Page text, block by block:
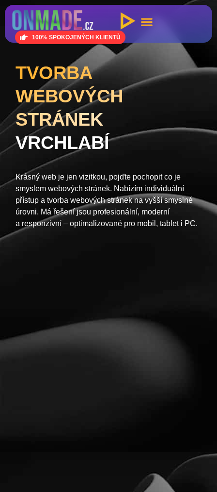
100% SPOKOJENÝCH KLIENTŮ
TVORBA
WEBOVÝCH
STRÁNEK
VRCHLABÍ
Krásný web je jen vizitkou, pojďte pochopit co je
smyslem webových stránek. Nabízím individuální
přístup a tvorba webových stránek na vyšší smyslné
úrovni. Má řešení jsou profesionální, moderní
a responzivní – optimalizované pro mobil, tablet i PC.